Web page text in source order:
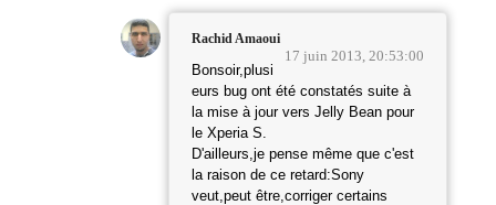
Rachid Amaoui
17 juin 2013, 20:53:00
Bonsoir,plusi
eurs bug ont été constatés suite à
la mise à jour vers Jelly Bean pour
le Xperia S.
D'ailleurs,je pense même que c'est
la raison de ce retard:Sony
veut,peut être,corriger certains